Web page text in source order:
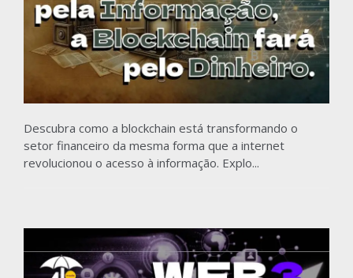
Descubra como a blockchain está transformando o
setor financeiro da mesma forma que a internet
revolucionou o acesso à informação. Explo...